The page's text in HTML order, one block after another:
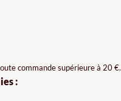
commande supérieure à 20 €.
: